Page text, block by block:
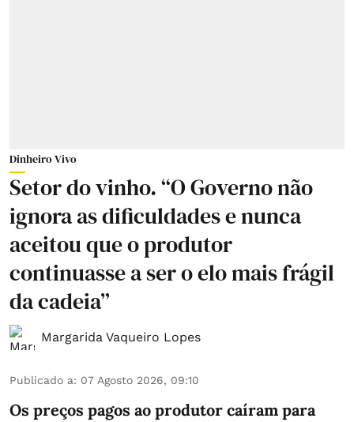
Dinheiro Vivo
Setor do vinho. “O Governo não
ignora as dificuldades e nunca
aceitou que o produtor
continuasse a ser o elo mais frágil
da cadeia”
Margarida Vaqueiro Lopes
Publicado a: 07 Agosto 2026, 09:10
Os preços pagos ao produtor caíram para